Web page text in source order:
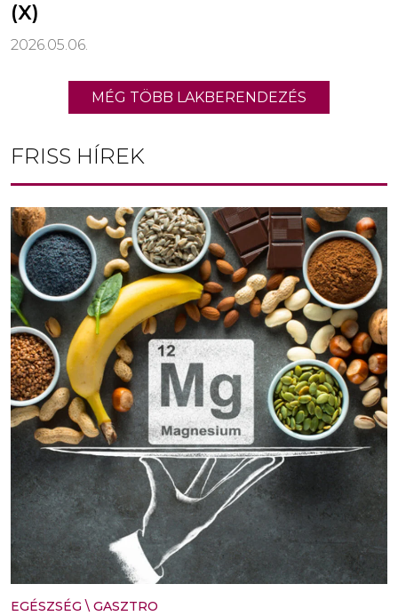
(X)
2026.05.06.
MÉG TÖBB LAKBERENDEZÉS
FRISS HÍREK
EGÉSZSÉG \ GASZTRO